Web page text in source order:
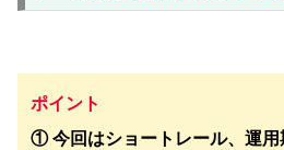
ポイント
① 今回はショートレール、運用